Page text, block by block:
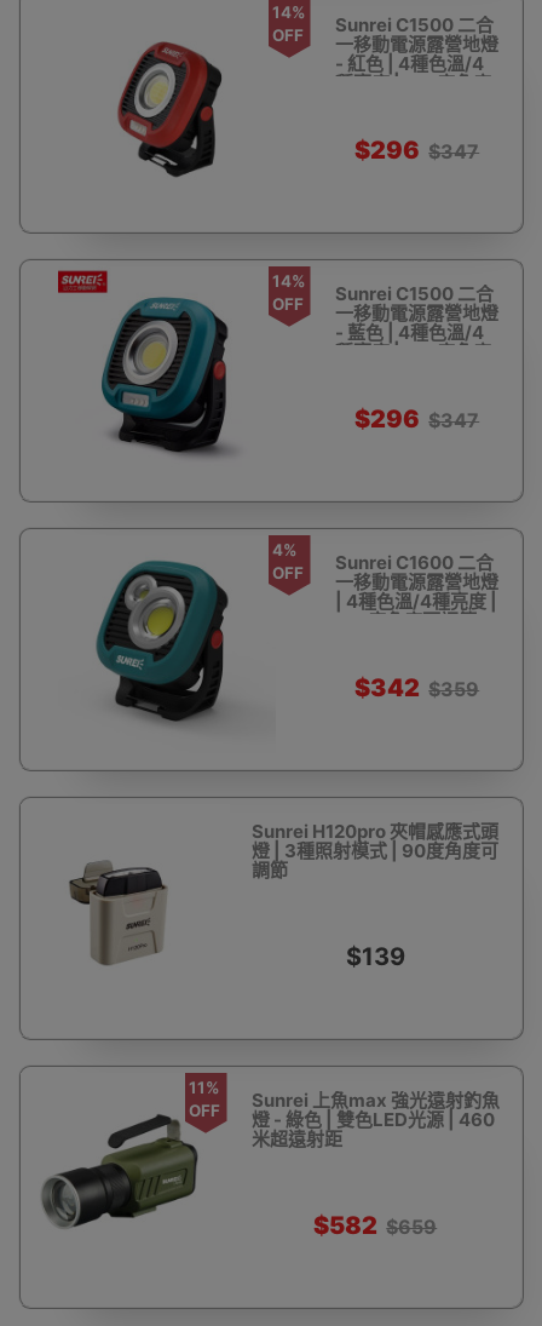
14%
OFF
Sunrei C1500 二合
一移動電源露營地燈
- 紅色 | 4種色溫/4
種亮度 | 180度角度
$296 $347
14%
OFF
Sunrei C1500 二合
一移動電源露營地燈
- 藍色 | 4種色溫/4
種亮度 | 180度角度
$296 $347
4%
OFF
Sunrei C1600 二合
一移動電源露營地燈
| 4種色溫/4種亮度 |
180度角度可調節
$342 $359
Sunrei H120pro 夾帽感應式頭
燈 | 3種照射模式 | 90度角度可
調節
$139
11%
OFF
Sunrei 上魚max 強光遠射釣魚
燈 - 綠色 | 雙色LED光源 | 460
米超遠射距
$582 $659